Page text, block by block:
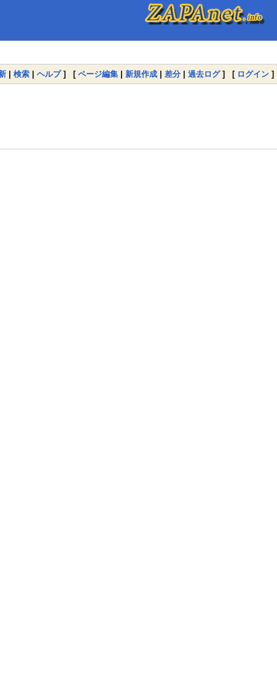
| 検索 | ヘルプ] [ ページ編集 | 新規作成 | 差分 | 過去ログ] [ ログイン ]